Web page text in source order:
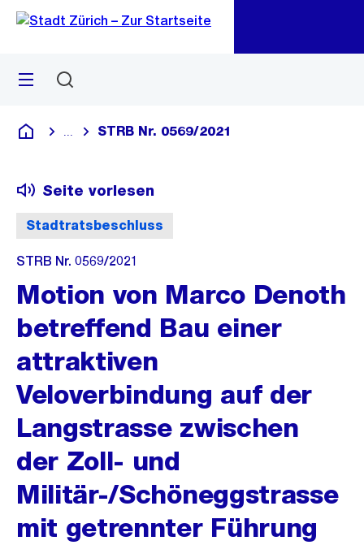
Navigation
Sprunglink
Menü
Deutsch
Blende alle Breadcrumbs ein
STRB Nr. 0569/2021
Stadtratsbeschluss
Seite vorlesen
STRB Nr. 0569/2021
Motion von Marco Denoth
betreffend Bau einer
attraktiven
Veloverbindung auf der
Langstrasse zwischen
der Zoll- und
Militär-/Schöneggstrasse
mit getrennter Führung